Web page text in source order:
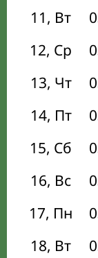
11, Вт
12, Ср
13, Чт
14, Пт
15, Сб
16, Вс
17, Пн
18, Вт